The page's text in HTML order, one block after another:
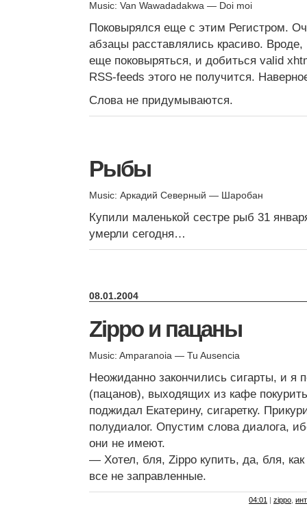
Music: Van Wawadadakwa — Doi moi
Поковырялся еще с этим Регистром.
абзацы расставлялись красиво.
еще поковыряться, и добиться valid
RSS-feeds этого не получится.
Слова не придумываются.
Рыбы
Music: Аркадий Северный — Шаробан
Купили маленькой сестре рыб 31
умерли сегодня…
08.01.2004
Zippo и пацаны
Music: Amparanoia — Tu Ausencia
Неожиданно закончились сигарты, и я
(пацанов), выходящих из кафе
поджидал Екатерину, сигаретку.
полудиалог. Опустим слова диалога,
они не имеют.
— Хотел, бля, Zippo купить, да, бля,
все не заправленные.
04:01 | zippo